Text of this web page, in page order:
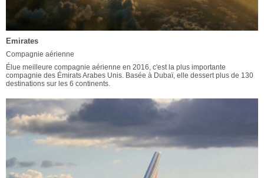
Emirates
Compagnie aérienne
Élue meilleure compagnie aérienne en 2016, c'est la plus importante
compagnie des Émirats Arabes Unis. Basée à Dubaï, elle dessert plus de 130
destinations sur les 6 continents.